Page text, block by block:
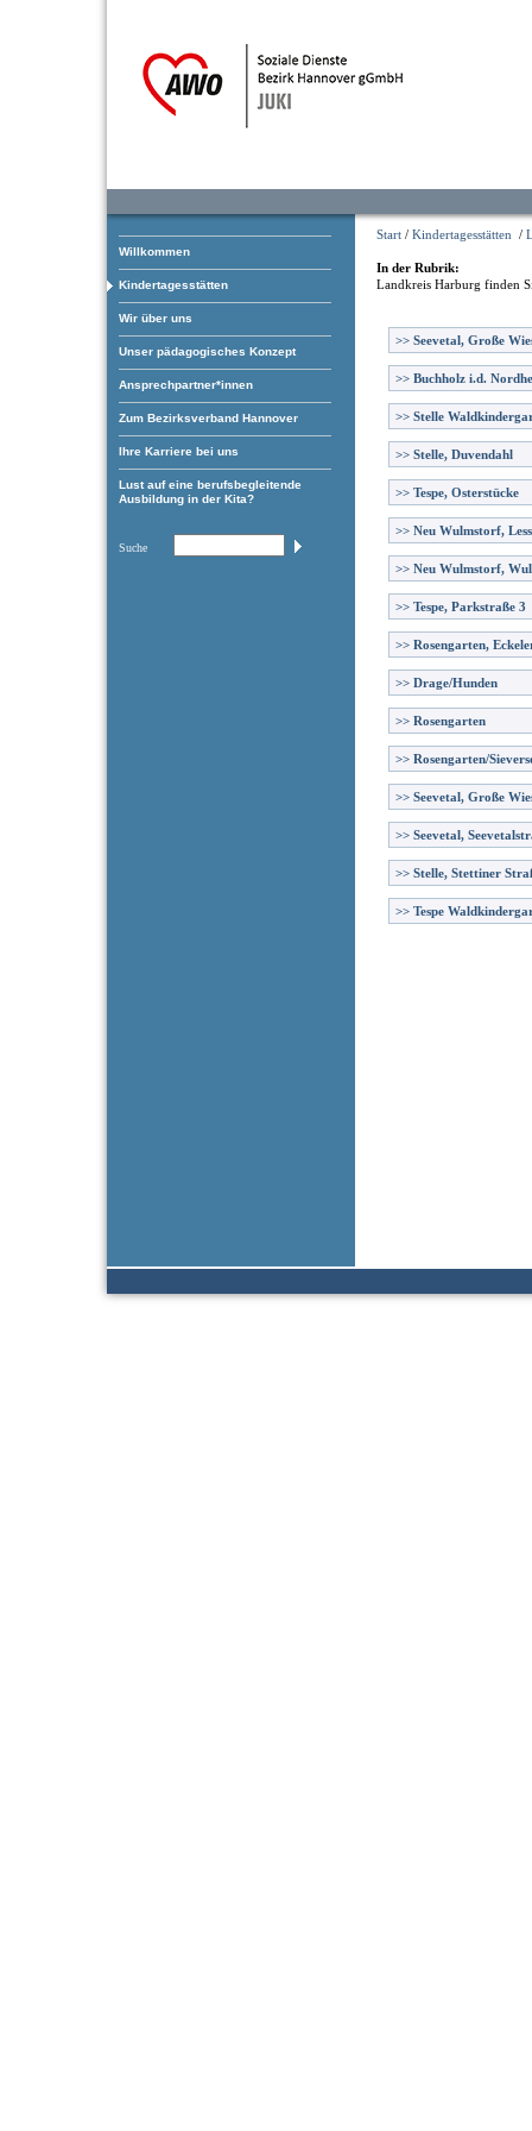
Willkommen
Kindertagesstätten
Wir über uns
Unser pädagogisches Konzept
Ansprechpartner*innen
Zum Bezirksverband Hannover
Ihre Karriere bei uns
Lust auf eine berufsbegleitende
Ausbildung in der Kita?
Suche
Start / Kindertagesstätten /
In der Rubrik:
Landkreis Harburg finden
>> Seevetal, Große
>> Buchholz i.d.
>> Stelle
>> Stelle, Duvendahl
>> Tespe, Osterstücke
>> Neu Wulmstorf,
>> Neu Wulmstorf,
>> Tespe, Parkstraße 3
>> Rosengarten,
>> Drage/Hunden
>> Rosengarten
>> Rosengarten/
>> Seevetal, Große
>> Seevetal,
>> Stelle, Stettiner
>> Tespe